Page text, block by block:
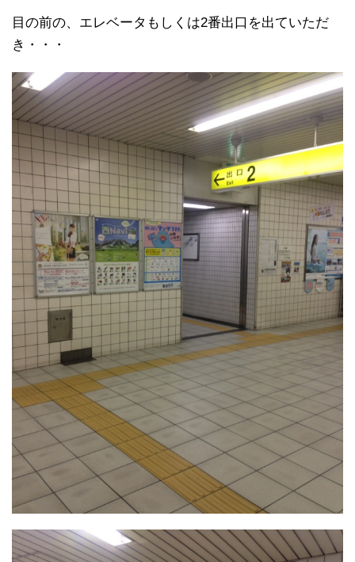
目の前の、エレベータもしくは2番出口を出ていただ
き・・・